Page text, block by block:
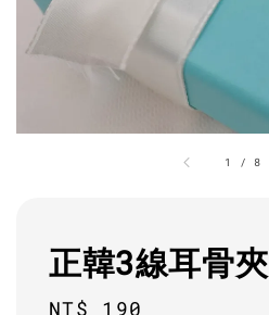
1 / 8
正韓3線耳骨夾
Regular
NT$ 190